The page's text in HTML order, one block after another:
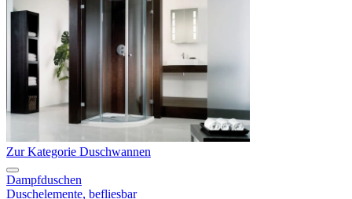
Zur Kategorie Duschwannen
Dampfduschen
Duschelemente, befliesbar